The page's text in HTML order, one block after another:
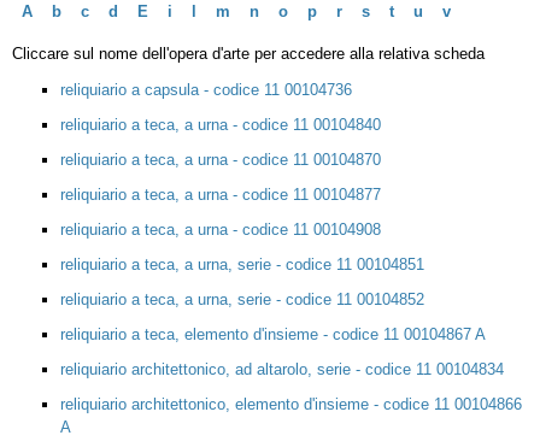
A
b c d E i m n o p r s t u v
Cliccare sul nome dell'opera d'arte per accedere alla relativa scheda
reliquiario a capsula - codice 11 00104736
reliquiario a teca, a urna - codice 11 00104840
reliquiario a teca, a urna - codice 11 00104870
reliquiario a teca, a urna - codice 11 00104877
reliquiario a teca, a urna - codice 11 00104908
reliquiario a teca, a urna, serie - codice 11 00104851
reliquiario a teca, a urna, serie - codice 11 00104852
reliquiario a teca, elemento d'insieme - codice 11 00104867 A
reliquiario architettonico, ad altarolo, serie - codice 11 00104834
reliquiario architettonico, elemento d'insieme - codice 11 00104866
A